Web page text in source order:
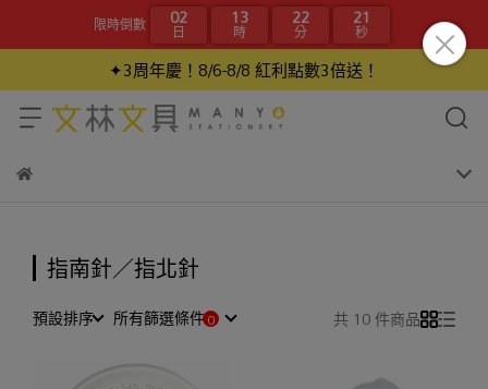
限時倒數 02
日 13
時 22
分 20
秒
✦3周年慶！8/6-8/8 紅利點數3倍送！
指南針／指北針
預設排序 所有篩選條件 共 10 件商品